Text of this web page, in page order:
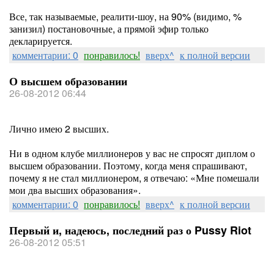
Все, так называемые, реалити-шоу, на 90% (видимо, %
занизил) постановочные, а прямой эфир только
декларируется.
комментарии: 0 понравилось! вверх^ к полной версии
О высшем образовании
26-08-2012 06:44
Лично имею 2 высших.
Ни в одном клубе миллионеров у вас не спросят диплом о
высшем образовании. Поэтому, когда меня спрашивают,
почему я не стал миллионером, я отвечаю: «Мне помешали
мои два высших образования».
комментарии: 0 понравилось! вверх^ к полной версии
Первый и, надеюсь, последний раз о Pussy Riot
26-08-2012 05:51